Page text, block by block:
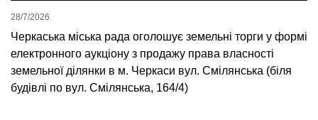
Черкаська міська рада оголошує земельні торги у формі
електронного аукціону з продажу права власності
земельної ділянки в м. Черкаси вул. Смілянська (біля
будівлі по вул. Смілянська, 164/4)
28/7/2026